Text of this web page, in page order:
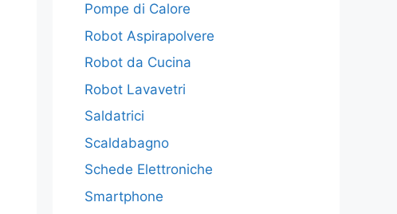
Pompe di Calore
Robot Aspirapolvere
Robot da Cucina
Robot Lavavetri
Saldatrici
Scaldabagno
Schede Elettroniche
Smartphone